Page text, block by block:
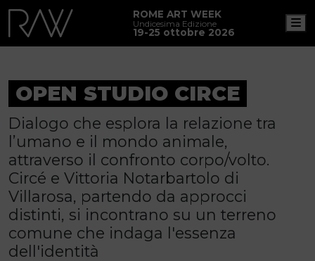
ROME ART WEEK
Undicesima Edizione
19-25 ottobre 2026
OPEN STUDIO CIRCE
Dialogo che esplora la relazione tra
l’umano e il mondo animale,
attraverso il confronto corpo/volto.
Circé e Vittoria Notarbartolo di
Villarosa, partendo da approcci
distinti, si incontrano su un terreno
comune che indaga l'essenza
dell'identità